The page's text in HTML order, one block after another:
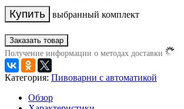
выбранный комплект
Заказать товар
Получение информации о методах доставки
Категория: Пивоварни с автоматикой
Обзор